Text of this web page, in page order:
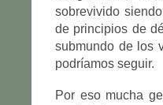
sobrevivido
de principios de
submundo de los
podríamos seguir.
Por eso mucha